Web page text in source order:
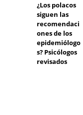
¿Los polacos
siguen las
recomendaci
ones de los
epidemiólogo
s? Psicólogos
revisados